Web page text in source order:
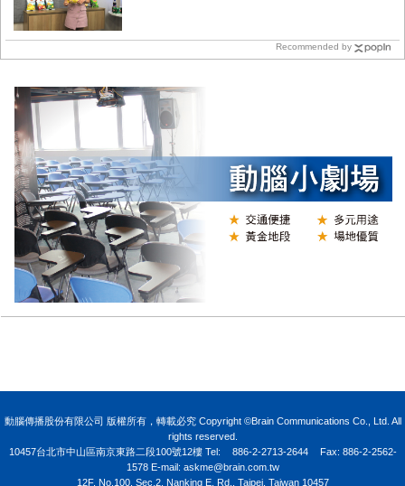
Recommended by
動腦傳播股份有限公司 版權所有，轉載必究 Copyright ©Brain Communications Co., Ltd. All
rights reserved.
10457台北市中山區南京東路二段100號12樓Tel: 886-2-2713-2644
Fax: 886-2-2562-
1578 E-mail: askme@brain.com.tw
12F, No.100, Sec.2, Nanking E. Rd., Taipei, Taiwan 10457